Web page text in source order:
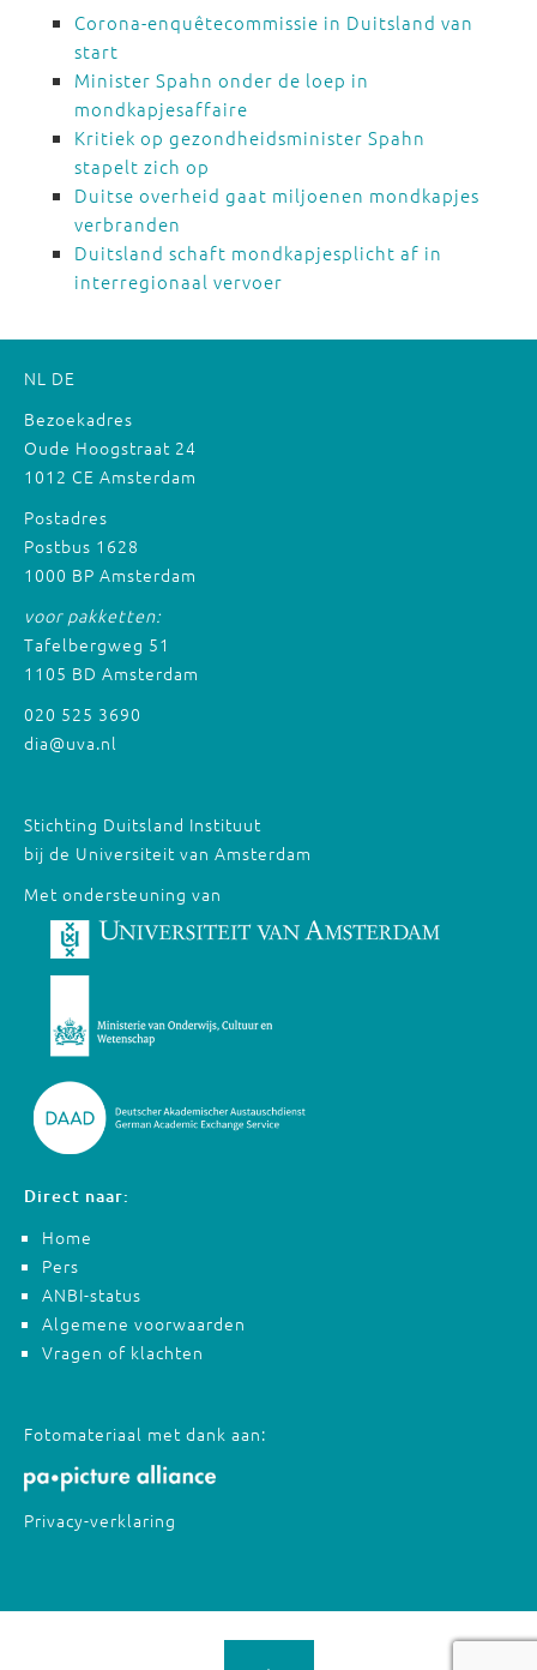
Corona-enquêtecommissie in Duitsland van
start
Minister Spahn onder de loep in
mondkapjesaffaire
Kritiek op gezondheidsminister Spahn
stapelt zich op
Duitse overheid gaat miljoenen mondkapjes
verbranden
Duitsland schaft mondkapjesplicht af in
interregionaal vervoer
NL DE
Bezoekadres
Oude Hoogstraat 24
1012 CE Amsterdam
Postadres
Postbus 1628
1000 BP Amsterdam
voor pakketten:
Tafelbergweg 51
1105 BD Amsterdam
020 525 3690
dia@uva.nl
Stichting Duitsland Instituut
bij de Universiteit van Amsterdam
Met ondersteuning van
Direct naar:
Home
Pers
ANBI-status
Algemene voorwaarden
Vragen of klachten
Fotomateriaal met dank aan:
Privacy-verklaring